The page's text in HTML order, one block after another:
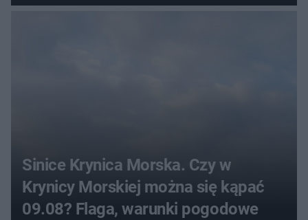
Sinice Krynica Morska. Czy w
Krynicy Morskiej można się kąpać
09.08? Flaga, warunki pogodowe